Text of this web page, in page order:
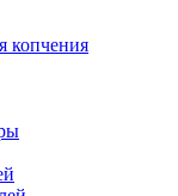
копчения